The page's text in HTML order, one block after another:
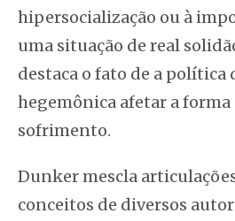
hipersocialização ou à
uma situação de real
destaca o fato de a política
hegemônica afetar a forma
sofrimento.
Dunker mescla
conceitos de diversos